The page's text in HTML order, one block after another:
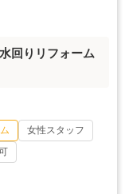
回りリフォーム
女性スタッフ